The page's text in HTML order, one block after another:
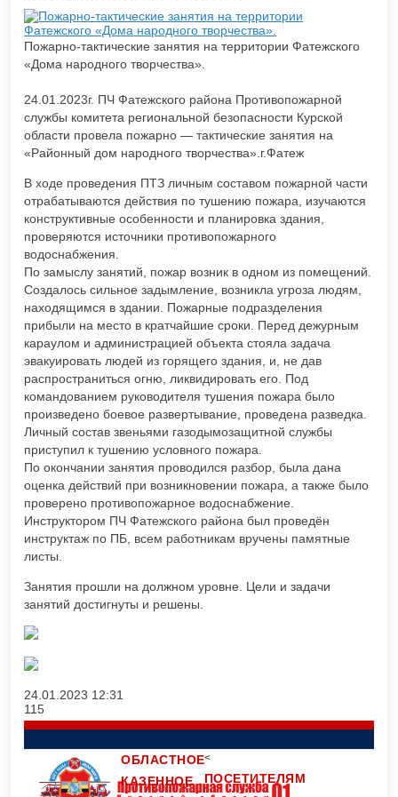
Пожарно-тактические занятия на территории Фатежского
«Дома народного творчества».
24.01.2023г. ПЧ Фатежского района Противопожарной
службы комитета региональной безопасности Курской
области провела пожарно — тактические занятия на
«Районный дом народного творчества».г.Фатеж
В ходе проведения ПТЗ личным составом пожарной части
отрабатываются действия по тушению пожара, изучаются
конструктивные особенности и планировка здания,
проверяются источники противопожарного
водоснабжения.
По замыслу занятий, пожар возник в одном из помещений.
Создалось сильное задымление, возникла угроза людям,
находящимся в здании. Пожарные подразделения
прибыли на место в кратчайшие сроки. Перед дежурным
караулом и администрацией объекта стояла задача
эвакуировать людей из горящего здания, и, не дав
распространиться огню, ликвидировать его. Под
командованием руководителя тушения пожара было
произведено боевое развертывание, проведена разведка.
Личный состав звеньями газодымозащитной службы
приступил к тушению условного пожара.
По окончании занятия проводился разбор, была дана
оценка действий при возникновении пожара, а также было
проверено противопожарное водоснабжение.
Инструктором ПЧ Фатежского района был проведён
инструктаж по ПБ, всем работникам вручены памятные
листы.
Занятия прошли на должном уровне. Цели и задачи
занятий достигнуты и решены.
24.01.2023 12:31
115
ОБЛАСТНОЕ
КАЗЕННОЕ
<
ПОСЕТИТЕЛЯМ